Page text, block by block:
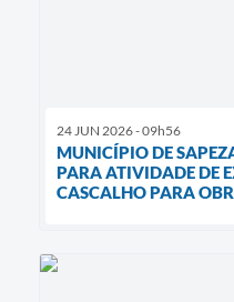
24 JUN 2026 - 09h56
MUNICÍPIO DE
PARA ATIVIDADE DE
CASCALHO PARA